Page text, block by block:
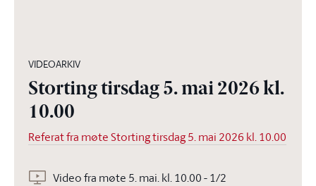
VIDEOARKIV
Storting tirsdag 5. mai 2026 kl.
10.00
Referat fra møte Storting tirsdag 5. mai 2026 kl. 10.00
Video fra møte 5. mai. kl. 10.00 - 1/2